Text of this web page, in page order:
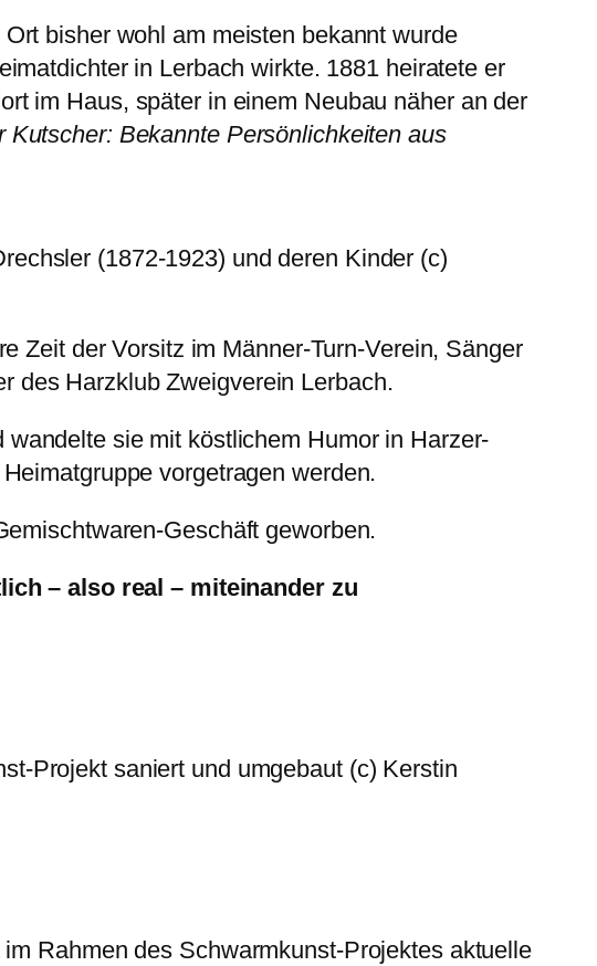
bisher wohl am meisten bekannt wurde
in Lerbach wirkte. 1881 heiratete er
im Haus, später in einem Neubau näher an der
Kutscher: Bekannte Persönlichkeiten aus
(1872-1923) und deren Kinder (c)
Zeit der Vorsitz im Männer-Turn-Verein, Sänger
des Harzklub Zweigverein Lerbach.
sie mit köstlichem Humor in Harzer-
vorgetragen werden.
Geschäft geworben.
– also real – miteinander zu
Projekt saniert und umgebaut (c) Kerstin
Rahmen des Schwarmkunst-Projektes aktuelle